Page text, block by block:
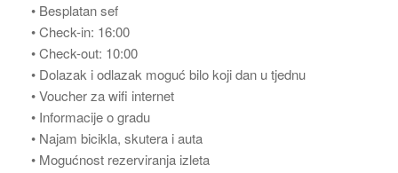
• Besplatan sef
• Check-in: 16:00
• Check-out: 10:00
• Dolazak i odlazak moguć bilo koji dan u tjednu
• Voucher za wifi internet
• Informacije o gradu
• Najam bicikla, skutera i auta
• Mogućnost rezerviranja izleta